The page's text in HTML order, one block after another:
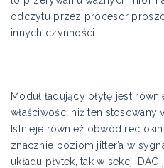
odczytu przez procesor
innych czynności.
Moduł ładujący płytę jest
właściwości niż ten stosowany
Istnieje również obwód
znacznie poziom jitter’a w
układu płytek, tak w sekcji